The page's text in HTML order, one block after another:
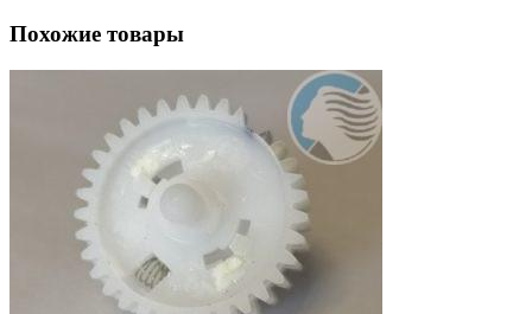
Похожие товары